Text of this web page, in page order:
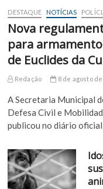
DESTAQUE NOTÍCIAS
Nova
para
de Euclides da
Redação 8 de agosto
A Secretaria Municipal
Defesa Civil e
publicou no diário